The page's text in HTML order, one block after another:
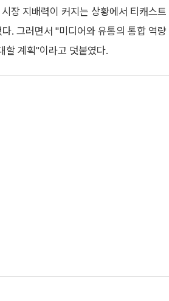
장 지배력이 커지는 상황에서 티캐스트
. 그러면서 "미디어와 유통의 통합 역량
할 계획"이라고 덧붙였다.